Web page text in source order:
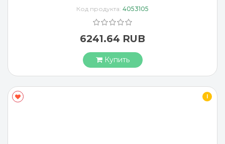
Код продукта: 4053105
6241.64 RUB
Купить
I